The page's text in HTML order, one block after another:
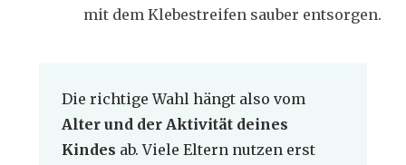
mit dem Klebestreifen sauber entsorgen.
Die richtige Wahl hängt also vom
Alter und der Aktivität deines
Kindes ab. Viele Eltern nutzen erst